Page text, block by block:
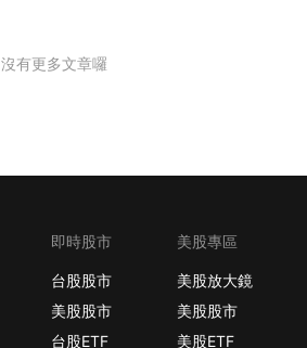
沒有更多文章囉
即時股市
台股股市
美股股市
台股ETF
美股專區
美股放大鏡
美股股市
美股ETF